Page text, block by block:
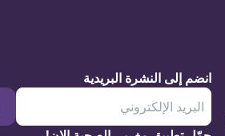
انضم إلى النشرة البريدية